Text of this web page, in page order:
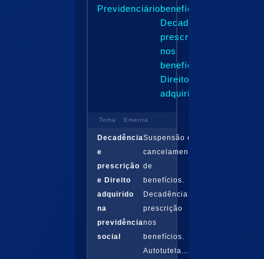
Previdenciáriobenefícios.
Decadência e
prescrição
nos
benefícios.
Direito
adquirido...
Tema Ementa
Decadência
e
prescrição
e Direito
adquirido
na
previdência
social
Suspensão e
cancelamento
de
benefícios.
Decadência e
prescrição
nos
benefícios.
Autotutela...